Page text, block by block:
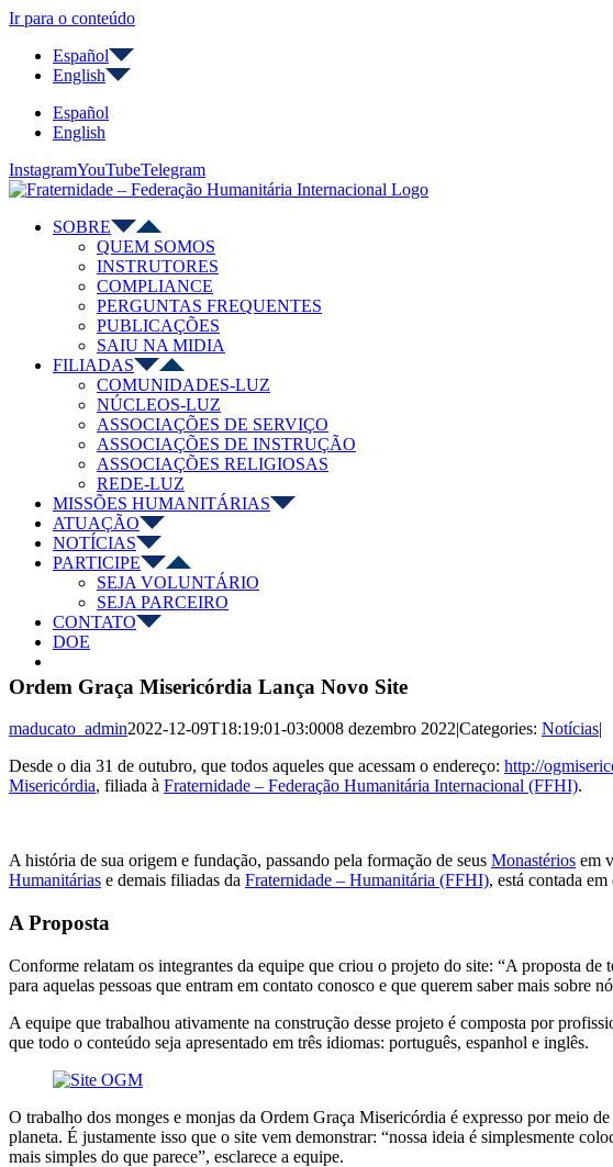
Ir para o conteúdo
Español
English
Español
English
InstagramYouTubeTelegram
SOBRE
QUEM SOMOS
INSTRUTORES
COMPLIANCE
PERGUNTAS FREQUENTES
PUBLICAÇÕES
SAIU NA MIDIA
FILIADAS
COMUNIDADES-LUZ
NÚCLEOS-LUZ
ASSOCIAÇÕES DE SERVIÇO
ASSOCIAÇÕES DE INSTRUÇÃO
ASSOCIAÇÕES RELIGIOSAS
REDE-LUZ
MISSÕES HUMANITÁRIAS
ATUAÇÃO
NOTÍCIAS
PARTICIPE
SEJA VOLUNTÁRIO
SEJA PARCEIRO
CONTATO
DOE
Ordem Graça Misericórdia Lança Novo Site
maducato_admin2022-12-09T18:19:01-03:0008 dezembro 2022|Categories: Notícias|
Desde o dia 31 de outubro, que todos aqueles que acessam o endereço: http://
Misericórdia, filiada à Fraternidade – Federação Humanitária Internacional (FFHI).
A história de sua origem e fundação, passando pela formação de seus Monastérios em
Humanitárias e demais filiadas da Fraternidade – Humanitária (FFHI), está contada
A Proposta
Conforme relatam os integrantes da equipe que criou o projeto do site: “A proposta
para aquelas pessoas que entram em contato conosco e que querem saber mais sobre
A equipe que trabalhou ativamente na construção desse projeto é composta por
que todo o conteúdo seja apresentado em três idiomas: português, espanhol e inglês.
O trabalho dos monges e monjas da Ordem Graça Misericórdia é expresso por meio
planeta. É justamente isso que o site vem demonstrar: “nossa ideia é simplesmente
mais simples do que parece”, esclarece a equipe.